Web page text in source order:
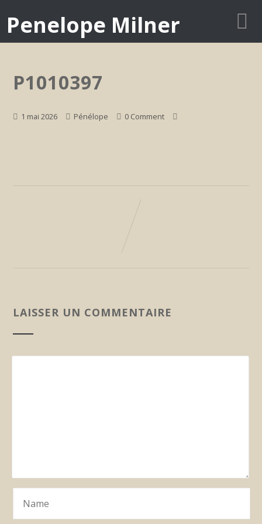
Penelope Milner
P1010397
1 mai 2026 Pénélope 0 Comment
LAISSER UN COMMENTAIRE